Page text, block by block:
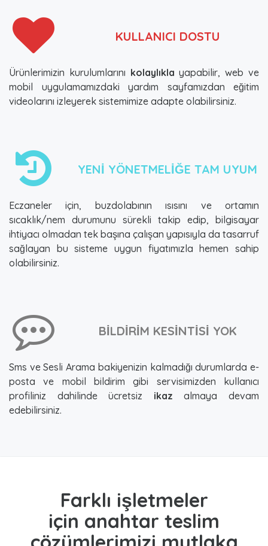
KULLANICI DOSTU
Ürünlerimizin kurulumlarını kolaylıkla yapabilir, web ve
mobil uygulamamızdaki yardım sayfamızdan eğitim
videolarını izleyerek sistemimize adapte olabilirsiniz.
YENİ YÖNETMELİĞE TAM UYUM
Eczaneler için, buzdolabının ısısını ve ortamın
sıcaklık/nem durumunu sürekli takip edip, bilgisayar
ihtiyacı olmadan tek başına çalışan yapısıyla da tasarruf
sağlayan bu sisteme uygun fiyatımızla hemen sahip
olabilirsiniz.
BİLDİRİM KESİNTİSİ YOK
Sms ve Sesli Arama bakiyenizin kalmadığı durumlarda e-
posta ve mobil bildirim gibi servisimizden kullanıcı
profiliniz dahilinde ücretsiz ikaz almaya devam
edebilirsiniz.
Farklı işletmeler
için anahtar teslim